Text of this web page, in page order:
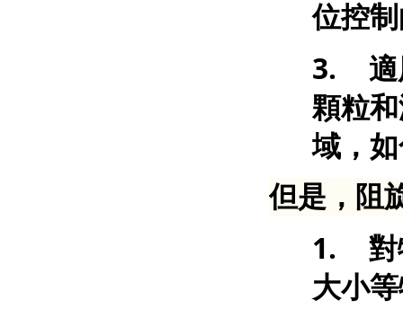
位控
3.
顆粒
域，
但是，阻
1.
大小